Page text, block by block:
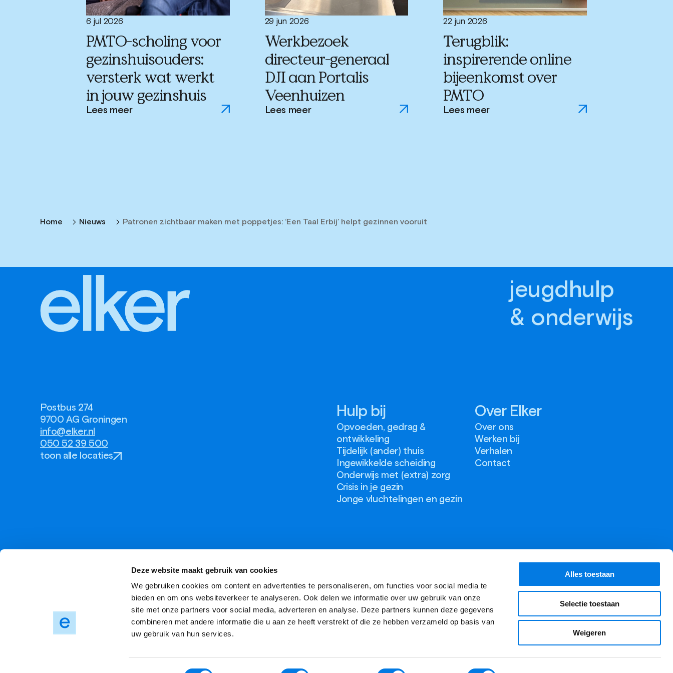
Deze website maakt gebruik van cookies
We gebruiken cookies om content en advertenties te personaliseren, om functies voor social media te
bieden en om ons websiteverkeer te analyseren. Ook delen we informatie over uw gebruik van onze
site met onze partners voor social media, adverteren en analyse. Deze partners kunnen deze gegevens
combineren met andere informatie die u aan ze heeft verstrekt of die ze hebben verzameld op basis van
uw gebruik van hun services.
Toestemmingsselectie
Alles toestaan
Selectie toestaan
Weigeren
6 jul 2026
PMTO-scholing voor
gezinshuisouders:
versterk wat werkt
in jouw gezinshuis
Lees meer
29 jun 2026
Werkbezoek
directeur-generaal
DJI aan Portalis
Veenhuizen
Lees meer
22 jun 2026
Terugblik:
inspirerende online
bijeenkomst over
PMTO
Lees meer
Home Nieuws Patronen zichtbaar maken met poppetjes: ‘Een Taal Erbij’ helpt gezinnen vooruit
jeugdhulp
& onderwijs
Postbus 274
9700 AG Groningen
info@elker.nl
050 52 39 500
toon alle locaties
Hulp bij
Opvoeden, gedrag &
ontwikkeling
Tijdelijk (ander) thuis
Ingewikkelde scheiding
Onderwijs met (extra) zorg
Crisis in je gezin
Jonge vluchtelingen en gezin
Over Elker
Over ons
Werken bij
Verhalen
Contact
Kwetsbaarheid meldenCookiesCookie voorkeuren